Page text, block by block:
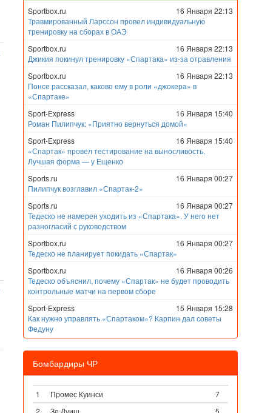
Sportbox.ru
16 Января 22:13
Травмированный Ларссон провел индивидуальную
тренировку на сборах в ОАЭ
Sportbox.ru
16 Января 22:13
Джикия покинул тренировку «Спартака» из-за отравления
Sportbox.ru
16 Января 22:13
Понсе рассказал, каково ему в роли «джокера» в
«Спартаке»
Sport-Express
16 Января 15:40
Роман Пилипчук: «Приятно вернуться домой»
Sport-Express
16 Января 15:40
«Спартак» провел тестирование на выносливость.
Лучшая форма — у Ещенко
Sports.ru
16 Января 00:27
Пилипчук возглавил «Спартак-2»
Sports.ru
16 Января 00:27
Тедеско не намерен уходить из «Спартака». У него нет
разногласий с руководством
Sportbox.ru
16 Января 00:27
Тедеско не планирует покидать «Спартак»
Sportbox.ru
16 Января 00:26
Тедеско объяснил, почему «Спартак» не будет проводить
контрольные матчи на первом сборе
Sport-Express
15 Января 15:28
Как нужно управлять «Спартаком»? Карпин дал советы
Федуну
Бомбардиры ЧР
1 Промес Куинси
7
2
Зе Луиш
5